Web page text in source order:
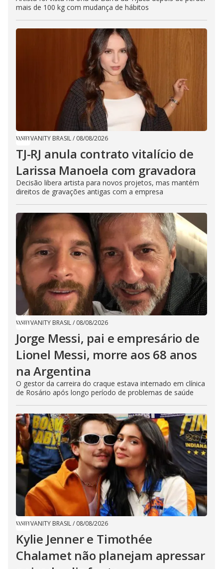
mais de 100 kg com mudança de hábitos
VANITY BRASIL/ 08/08/2026
TJ-RJ anula contrato vitalício de
Larissa Manoela com gravadora
Decisão libera artista para novos projetos, mas mantém
direitos de gravações antigas com a empresa
VANITY BRASIL/ 08/08/2026
Jorge Messi, pai e empresário de
Lionel Messi, morre aos 68 anos
na Argentina
O gestor da carreira do craque estava internado em clínica
de Rosário após longo período de problemas de saúde
VANITY BRASIL/ 08/08/2026
Kylie Jenner e Timothée
Chalamet não planejam apressar